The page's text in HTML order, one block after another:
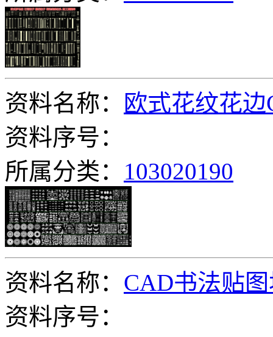
资料名称：
欧式花纹花
资料序号：
所属分类： 103020190
资料名称： CAD书法贴
资料序号：